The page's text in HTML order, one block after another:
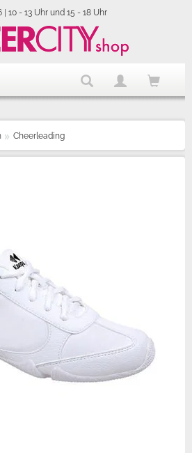
| 10 - 13 Uhr und 15 - 18 Uhr
Cheerleading